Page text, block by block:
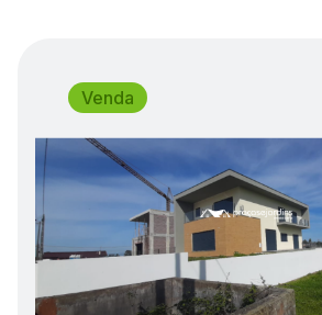
Imobiliária
em
Leiria
Venda